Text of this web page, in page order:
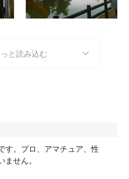
っと読み込む
す。プロ、アマチュア、性
ません。